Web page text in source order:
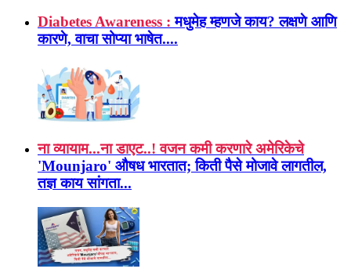
Diabetes Awareness : मधुमेह म्हणजे काय? लक्षणे आणि
कारणे, वाचा सोप्या भाषेत....
ना व्यायाम...ना डाएट..! वजन कमी करणारे अमेरिकेचे
'Mounjaro' औषध भारतात; किती पैसे मोजावे लागतील,
तज्ञ काय सांगता...